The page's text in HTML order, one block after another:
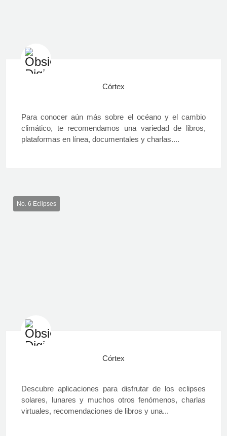
Córtex
Para conocer aún más sobre el océano y el cambio
climático, te recomendamos una variedad de libros,
plataformas en línea, documentales y charlas....
No. 6 Eclipses
Córtex
Descubre aplicaciones para disfrutar de los eclipses
solares, lunares y muchos otros fenómenos, charlas
virtuales, recomendaciones de libros y una...